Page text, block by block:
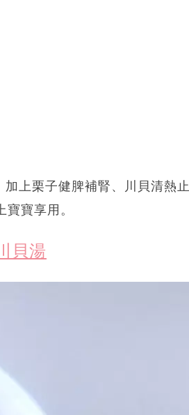
上栗子健脾補腎、川貝清熱止
寶享用。
貝湯